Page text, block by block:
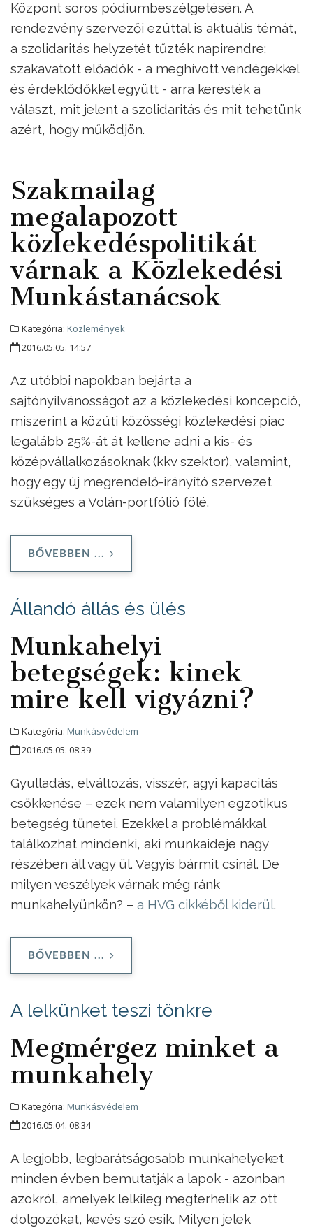
Központ soros pódiumbeszélgetésén. A
rendezvény szervezői ezúttal is aktuális témát,
a szolidaritás helyzetét tűzték napirendre:
szakavatott előadók - a meghívott vendégekkel
és érdeklődőkkel együtt - arra keresték a
választ, mit jelent a szolidaritás és mit tehetünk
azért, hogy működjön.
Szakmailag
megalapozott
közlekedéspolitikát
várnak a Közlekedési
Munkástanácsok
Kategória: Közlemények
2016.05.05. 14:57
Az utóbbi napokban bejárta a
sajtónyilvánosságot az a közlekedési koncepció,
miszerint a közúti közösségi közlekedési piac
legalább 25%-át át kellene adni a kis- és
középvállalkozásoknak (kkv szektor), valamint,
hogy egy új megrendelő-irányító szervezet
szükséges a Volán-portfólió fölé.
BŐVEBBEN ...
Állandó állás és ülés
Munkahelyi
betegségek: kinek
mire kell vigyázni?
Kategória: Munkásvédelem
2016.05.05. 08:39
Gyulladás, elváltozás, visszér, agyi kapacitás
csökkenése – ezek nem valamilyen egzotikus
betegség tünetei. Ezekkel a problémákkal
találkozhat mindenki, aki munkaideje nagy
részében áll vagy ül. Vagyis bármit csinál. De
milyen veszélyek várnak még ránk
munkahelyünkön? – a HVG cikkéből kiderül.
BŐVEBBEN ...
A lelkünket teszi tönkre
Megmérgez minket a
munkahely
Kategória: Munkásvédelem
2016.05.04. 08:34
A legjobb, legbarátságosabb munkahelyeket
minden évben bemutatják a lapok - azonban
azokról, amelyek lelkileg megterhelik az ott
dolgozókat, kevés szó esik. Milyen jelek